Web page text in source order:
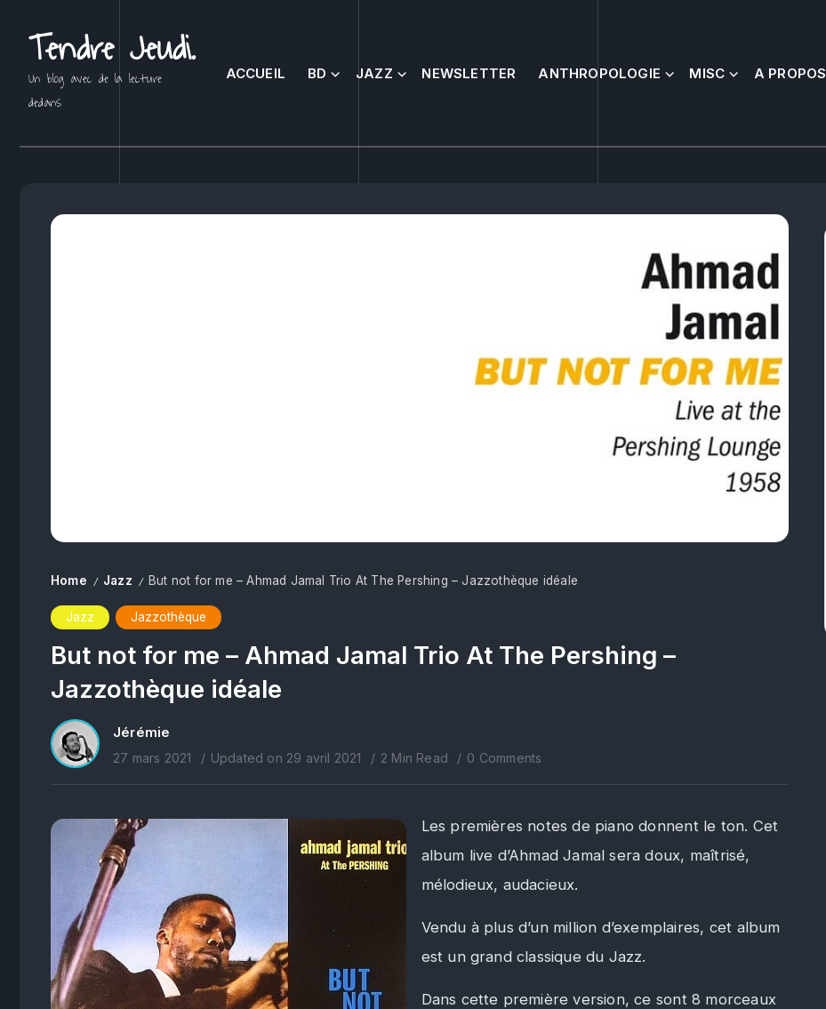
Tendre Jeudi.
Un blog avec de la lecture
dedans
ACCUEIL BD JAZZ NEWSLETTER ANTHROPOLOGIE MISC A PROPOS
Home / Jazz / But not for me – Ahmad Jamal Trio At The Pershing – Jazzothèque idéale
Jazz Jazzothèque
But not for me – Ahmad Jamal Trio At The Pershing –
Jazzothèque idéale
Jérémie
27 mars 2021 Updated on 29 avril 2021 2 Min Read 0 Comments
Les premières notes de piano donnent le ton. Cet
album live d’Ahmad Jamal sera doux, maîtrisé,
mélodieux, audacieux.
Vendu à plus d’un million d’exemplaires, cet album
est un grand classique du Jazz.
Dans cette première version, ce sont 8 morceaux